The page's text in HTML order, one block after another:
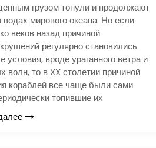
грузом тонули и продолжают
водах мирового океана. Но если
веков назад причиной
регулярно становились
условия, вроде ураганного ветра и
волн, то в XX столетии причиной
кораблей все чаще были сами
топившие их